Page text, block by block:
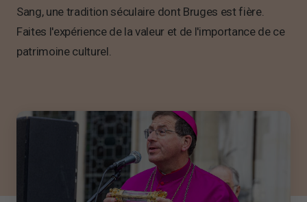
Sang, une tradition séculaire dont Bruges est fière.
Faites l'expérience de la valeur et de l'importance de ce
patrimoine culturel.